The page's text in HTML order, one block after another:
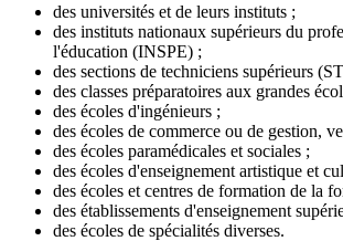
des universités et de leurs instituts ;
des instituts nationaux supérieurs du
l'éducation (INSPE) ;
des sections de techniciens supérieurs
des classes préparatoires aux grandes
des écoles d'ingénieurs ;
des écoles de commerce ou de gestion,
des écoles paramédicales et sociales ;
des écoles d'enseignement artistique et
des écoles et centres de formation de la
des établissements d'enseignement
des écoles de spécialités diverses.